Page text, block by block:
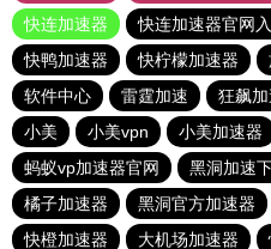
快连加速器
快连加速器官网
快鸭加速器
快柠檬加速器
软件中心
雷霆加速 狂飙
小美
小美vpn 小美加速器
蚂蚁vp加速器官网
黑洞加速
橘子加速器
黑洞官方加速器
快橙加速器
大机场加速器